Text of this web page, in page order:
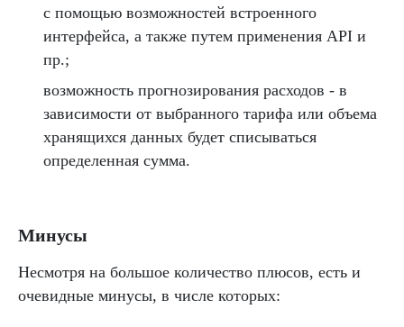
с помощью возможностей встроенного
интерфейса, а также путем применения API и
пр.;
возможность прогнозирования расходов - в
зависимости от выбранного тарифа или объема
хранящихся данных будет списываться
определенная сумма.
Минусы
Несмотря на большое количество плюсов, есть и
очевидные минусы, в числе которых: